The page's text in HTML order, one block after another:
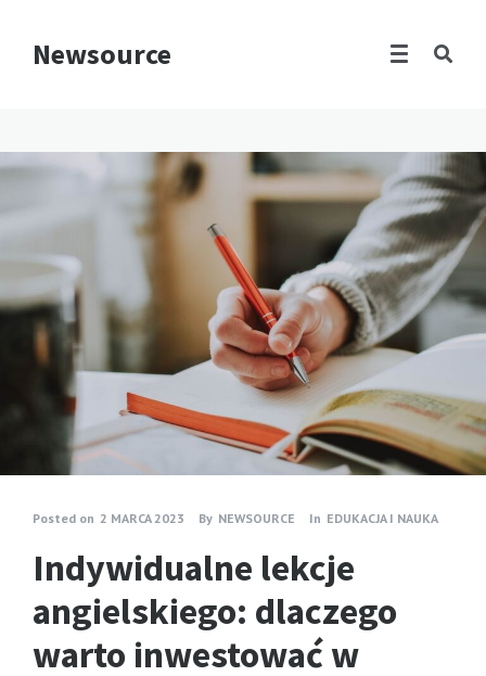
Newsource
Posted on 2 MARCA 2023 By NEWSOURCE In EDUKACJA I NAUKA
Indywidualne lekcje
angielskiego: dlaczego
warto inwestować w